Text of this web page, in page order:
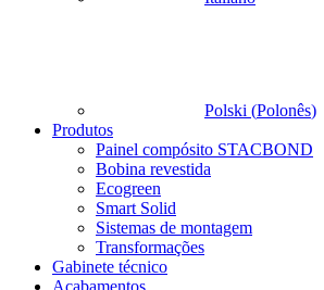
Polski (Polonês)
Produtos
Painel compósito STACBOND
Bobina revestida
Ecogreen
Smart Solid
Sistemas de montagem
Transformações
Gabinete técnico
Acabamentos